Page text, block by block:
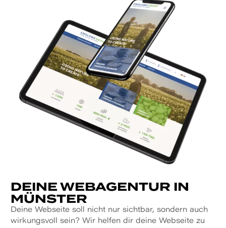
DEINE WEB­AGENTUR IN
MÜNSTER
Deine Webseite soll nicht nur sichtbar, sondern auch
wirkungsvoll sein? Wir helfen dir deine Webseite zu